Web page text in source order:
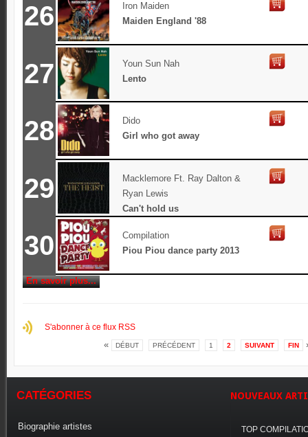
26
Iron Maiden
Maiden England '88
27
Youn Sun Nah
Lento
28
Dido
Girl who got away
29
Macklemore Ft. Ray Dalton &
Ryan Lewis
Can't hold us
30
Compilation
Piou Piou dance party 2013
En savoir plus...
S'abonner à ce flux RSS
« DÉBUT PRÉCÉDENT 1 2 SUIVANT FIN
CATÉGORIES
Biographie artistes
NOUVEAUX
TOP